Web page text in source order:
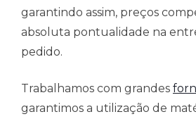
garantindo assim, preços
absoluta pontualidade na
pedido.
Trabalhamos com grandes
garantimos a utilização de